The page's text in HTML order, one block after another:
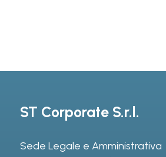
ST Corporate S.r.l.
Sede Legale e Amministrativa